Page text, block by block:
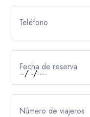
Teléfono
Fecha de reserva
Número de viajeros